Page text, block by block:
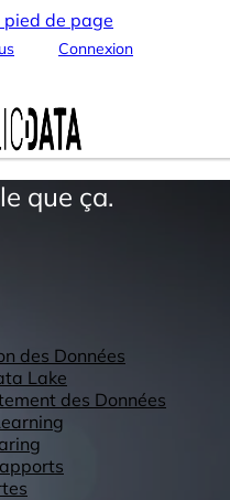
pied de page
Connexion
des Données
Lake
des Données
que ça.